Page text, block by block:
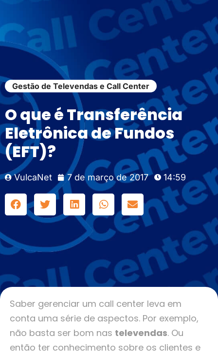
Gestão de Televendas e Call Center
O que é Transferência
Eletrônica de Fundos
(EFT)?
VulcaNet 7 de março de 2017 14:59
Saber gerenciar um call center leva em
conta uma série de aspectos. Por exemplo,
não basta ser bom nas televendas. Ou
então ter conhecimento sobre os clientes e